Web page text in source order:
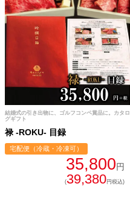
結婚式の引き出物に、ゴルフコンペ賞品に。カタロ
グギフト
禄 -ROKU- 目録
宅配便（冷蔵・冷凍可）
35,800円
(39,380円税込)